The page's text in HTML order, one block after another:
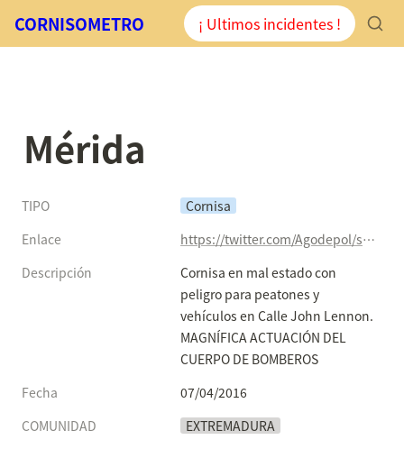
CORNISOMETRO ¡ Ultimos incidentes !
Mérida
TIPO
Cornisa
Enlace
https://twitter.com/Agodepol/status/717986204944195584
Descripción
Cornisa en mal estado con
peligro para peatones y
vehículos en Calle John Lennon.
MAGNÍFICA ACTUACIÓN DEL
CUERPO DE BOMBEROS
Fecha
07/04/2016
COMUNIDAD
EXTREMADURA